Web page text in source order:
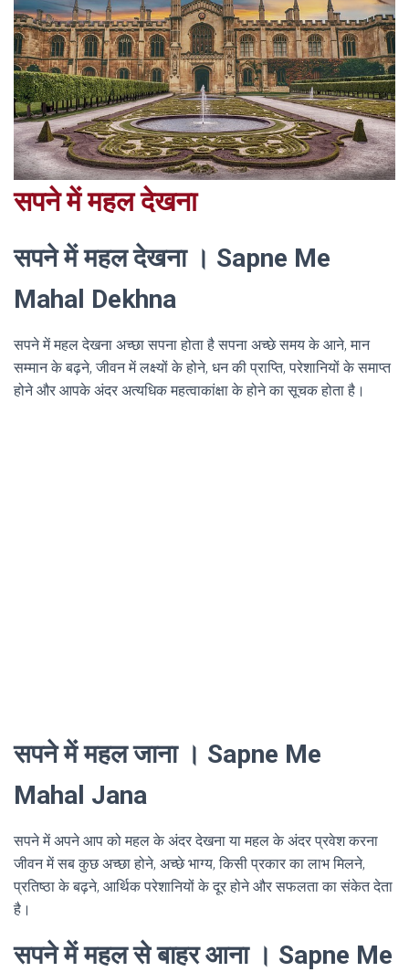
सपने में महल देखना
सपने में महल देखना । Sapne Me
Mahal Dekhna
सपने में महल देखना अच्छा सपना होता है सपना अच्छे समय के आने, मान
सम्मान के बढ़ने, जीवन में लक्ष्यों के होने, धन की प्राप्ति, परेशानियों के समाप्त
होने और आपके अंदर अत्यधिक महत्वाकांक्षा के होने का सूचक होता है।
सपने में महल जाना । Sapne Me
Mahal Jana
सपने में अपने आप को महल के अंदर देखना या महल के अंदर प्रवेश करना
जीवन में सब कुछ अच्छा होने, अच्छे भाग्य, किसी प्रकार का लाभ मिलने,
प्रतिष्ठा के बढ़ने, आर्थिक परेशानियों के दूर होने और सफलता का संकेत देता
है।
सपने में महल से बाहर आना । Sapne Me